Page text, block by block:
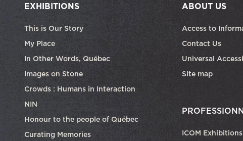
EXHIBITIONS
This is Our Story
My Place
In Other Words, Québec
Images on Stone
Crowds : Humans in Interaction
NIN
Honour to the people of Québec
Curating Memories
ABOUT US
Access to
Contact Us
Universal
Site map
ICOM